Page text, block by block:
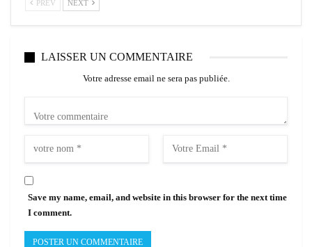
PREV NEXT
LAISSER UN COMMENTAIRE
Votre adresse email ne sera pas publiée.
Save my name, email, and website in this browser for the next time
I comment.